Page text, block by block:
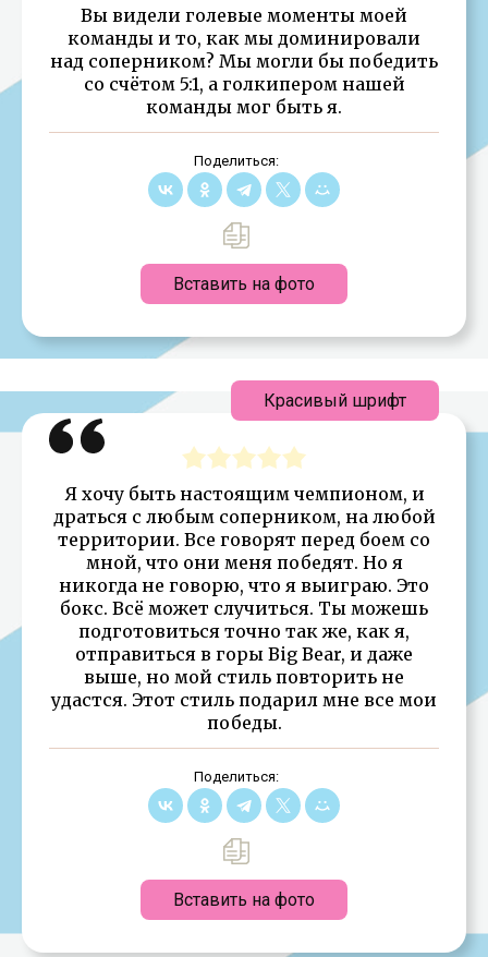
Вы видели голевые моменты моей
команды и то, как мы доминировали
над соперником? Мы могли бы победить
со счётом 5:1, а голкипером нашей
команды мог быть я.
Поделиться:
Вставить на фото
Я хочу быть настоящим чемпионом, и
драться с любым соперником, на любой
территории. Все говорят перед боем со
мной, что они меня победят. Но я
никогда не говорю, что я выиграю. Это
бокс. Всё может случиться. Ты можешь
подготовиться точно так же, как я,
отправиться в горы Big Bear, и даже
выше, но мой стиль повторить не
удастся. Этот стиль подарил мне все мои
победы.
Поделиться:
Вставить на фото
Красивый шрифт